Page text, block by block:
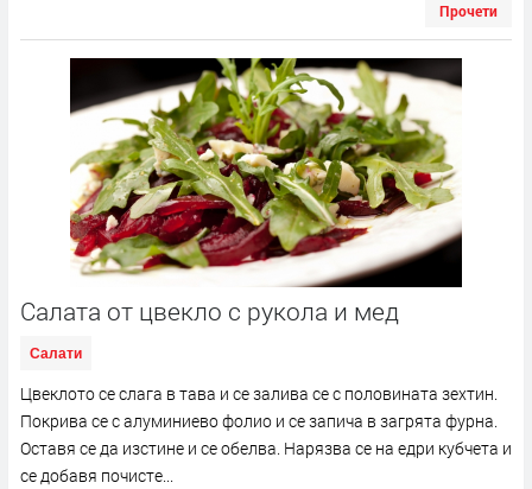
Прочети
Салата от цвекло с рукола и мед
Салати
Цвеклото се слага в тава и се залива се с половината зехтин.
Покрива се с алуминиево фолио и се запича в загрята фурна.
Оставя се да изстине и се обелва. Нарязва се на едри кубчета и
се добавя почисте...